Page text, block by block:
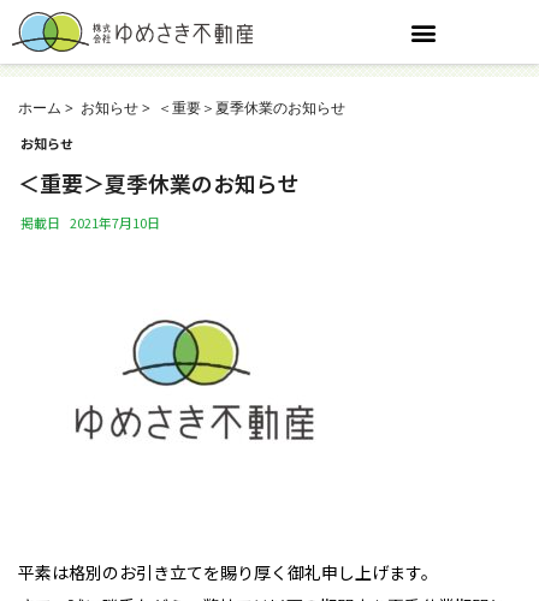
ホーム お知らせ ＜重要＞夏季休業のお知らせ
お知らせ
＜重要＞夏季休業のお知らせ
掲載日 2021年7月10日
平素は格別のお引き立てを賜り厚く御礼申し上げます。